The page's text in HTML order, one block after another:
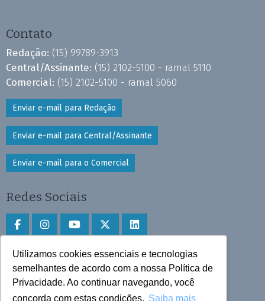
Utilizamos cookies essenciais e tecnologias
semelhantes de acordo com a nossa Política de
Privacidade. Ao continuar navegando, você
concorda com estas condições. Saiba mais
Contato
Redação: (15) 99789-3913
Central/Assinante: (15) 2102-5100 - ramal 5110
Comercial: (15) 2102-5100 - ramal 5060
Enviar e-mail para Redação
Enviar e-mail para Central/Assinante
Enviar e-mail para o Comercial
Redes Sociais
Faça download do aplicativo
Play Store e App Store